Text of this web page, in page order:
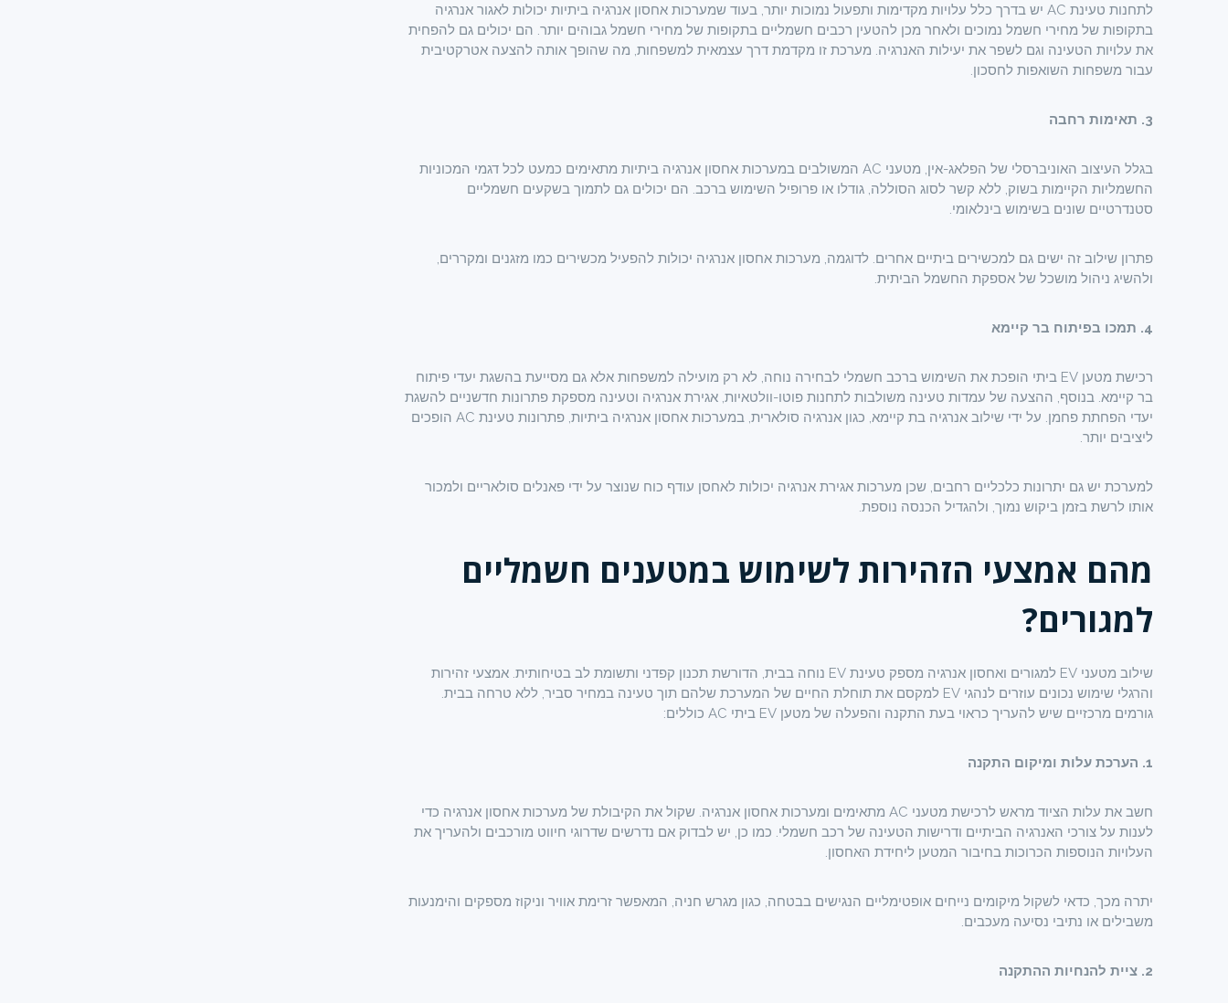
לתחנות טעינת AC יש בדרך כלל עלויות מקדימות ותפעול נמוכות יותר, בעוד שמערכות אחסון אנרגיה ביתיות יכולות לאגור אנרגיה
בתקופות של מחירי חשמל נמוכים ולאחר מכן להטעין רכבים חשמליים בתקופות של מחירי חשמל גבוהים יותר. הם יכולים גם להפחית
את עלויות הטעינה וגם לשפר את יעילות האנרגיה. מערכת זו מקדמת דרך עצמאית למשפחות, מה שהופך אותה להצעה אטרקטיבית
עבור משפחות השואפות לחסכון.
3. תאימות רחבה
בגלל העיצוב האוניברסלי של הפלאג-אין, מטעני AC המשולבים במערכות אחסון אנרגיה ביתיות מתאימים כמעט לכל דגמי המכוניות
החשמליות הקיימות בשוק, ללא קשר לסוג הסוללה, גודלו או פרופיל השימוש ברכב. הם יכולים גם לתמוך בשקעים חשמליים
סטנדרטיים שונים בשימוש בינלאומי.
פתרון שילוב זה ישים גם למכשירים ביתיים אחרים. לדוגמה, מערכות אחסון אנרגיה יכולות להפעיל מכשירים כמו מזגנים ומקררים,
ולהשיג ניהול מושכל של אספקת החשמל הביתית.
4. תמכו בפיתוח בר קיימא
רכישת מטען EV ביתי הופכת את השימוש ברכב חשמלי לבחירה נוחה, לא רק מועילה למשפחות אלא גם מסייעת בהשגת יעדי פיתוח
בר קיימא. בנוסף, ההצעה של עמדות טעינה משולבות לתחנות פוטו-וולטאיות, אגירת אנרגיה וטעינה מספקת פתרונות חדשניים להשגת
יעדי הפחתת פחמן. על ידי שילוב אנרגיה בת קיימא, כגון אנרגיה סולארית, במערכות אחסון אנרגיה ביתיות, פתרונות טעינת AC הופכים
ליציבים יותר.
למערכת יש גם יתרונות כלכליים רחבים, שכן מערכות אגירת אנרגיה יכולות לאחסן עודף כוח שנוצר על ידי פאנלים סולאריים ולמכור
אותו לרשת בזמן ביקוש נמוך, ולהגדיל הכנסה נוספת.
מהם אמצעי הזהירות לשימוש במטענים חשמליים
למגורים?
שילוב מטעני EV למגורים ואחסון אנרגיה מספק טעינת EV נוחה בבית, הדורשת תכנון קפדני ותשומת לב בטיחותית. אמצעי זהירות
והרגלי שימוש נכונים עוזרים לנהגי EV למקסם את תוחלת החיים של המערכת שלהם תוך טעינה במחיר סביר, ללא טרחה בבית.
גורמים מרכזיים שיש להעריך כראוי בעת התקנה והפעלה של מטען EV ביתי AC כוללים:
1. הערכת עלות ומיקום התקנה
חשב את עלות הציוד מראש לרכישת מטעני AC מתאימים ומערכות אחסון אנרגיה. שקול את הקיבולת של מערכות אחסון אנרגיה כדי
לענות על צורכי האנרגיה הביתיים ודרישות הטעינה של רכב חשמלי. כמו כן, יש לבדוק אם נדרשים שדרוגי חיווט מורכבים ולהעריך את
העלויות הנוספות הכרוכות בחיבור המטען ליחידת האחסון.
יתרה מכך, כדאי לשקול מיקומים נייחים אופטימליים הנגישים בבטחה, כגון מגרש חניה, המאפשר זרימת אוויר וניקוז מספקים והימנעות
משבילים או נתיבי נסיעה מעכבים.
2. ציית להנחיות ההתקנה